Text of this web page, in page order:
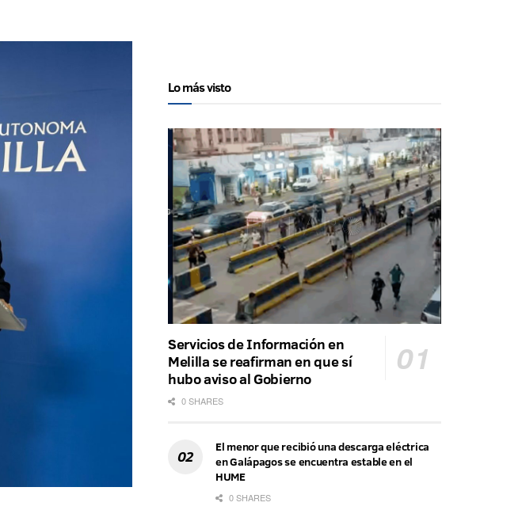
Lo más visto
Servicios de Información en
Melilla se reafirman en que sí
hubo aviso al Gobierno
0 SHARES
El menor que recibió una descarga eléctrica
en Galápagos se encuentra estable en el
HUME
0 SHARES